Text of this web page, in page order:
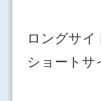
ロングサ
ショートサ